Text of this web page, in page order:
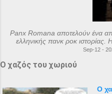
Panx Romana αποτελούν ένα
ελληνικής πανκ ροκ ιστορίας.
Sep-12 -
Ο χαζός του χωριού
Ο